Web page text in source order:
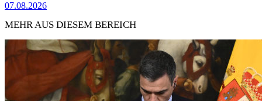
07.08.2026
MEHR AUS DIESEM BEREICH